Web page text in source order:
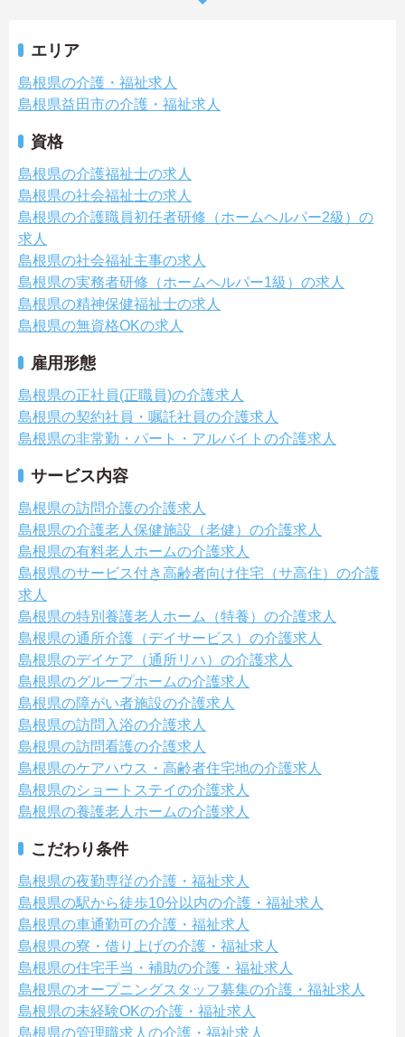
エリア
島根県の介護・福祉求人
島根県益田市の介護・福祉求人
資格
島根県の介護福祉士の求人
島根県の社会福祉士の求人
島根県の介護職員初任者研修（ホームヘルパー2級）の
求人
島根県の社会福祉主事の求人
島根県の実務者研修（ホームヘルパー1級）の求人
島根県の精神保健福祉士の求人
島根県の無資格OKの求人
雇用形態
島根県の正社員(正職員)の介護求人
島根県の契約社員・嘱託社員の介護求人
島根県の非常勤・パート・アルバイトの介護求人
サービス内容
島根県の訪問介護の介護求人
島根県の介護老人保健施設（老健）の介護求人
島根県の有料老人ホームの介護求人
島根県のサービス付き高齢者向け住宅（サ高住）の介護
求人
島根県の特別養護老人ホーム（特養）の介護求人
島根県の通所介護（デイサービス）の介護求人
島根県のデイケア（通所リハ）の介護求人
島根県のグループホームの介護求人
島根県の障がい者施設の介護求人
島根県の訪問入浴の介護求人
島根県の訪問看護の介護求人
島根県のケアハウス・高齢者住宅地の介護求人
島根県のショートステイの介護求人
島根県の養護老人ホームの介護求人
こだわり条件
島根県の夜勤専従の介護・福祉求人
島根県の駅から徒歩10分以内の介護・福祉求人
島根県の車通勤可の介護・福祉求人
島根県の寮・借り上げの介護・福祉求人
島根県の住宅手当・補助の介護・福祉求人
島根県のオープニングスタッフ募集の介護・福祉求人
島根県の未経験OKの介護・福祉求人
島根県の管理職求人の介護・福祉求人